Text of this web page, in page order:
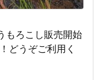
もろこし販売開始
どうぞご利用く